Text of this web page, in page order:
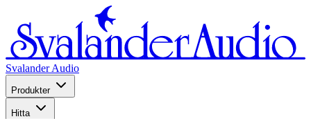
Svalander Audio
Produkter
Hitta